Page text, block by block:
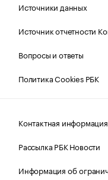
Источники данных
Источник отчетности
Вопросы и ответы
Политика Cookies РБК
Контактная информация
Рассылка РБК Новости
Информация об